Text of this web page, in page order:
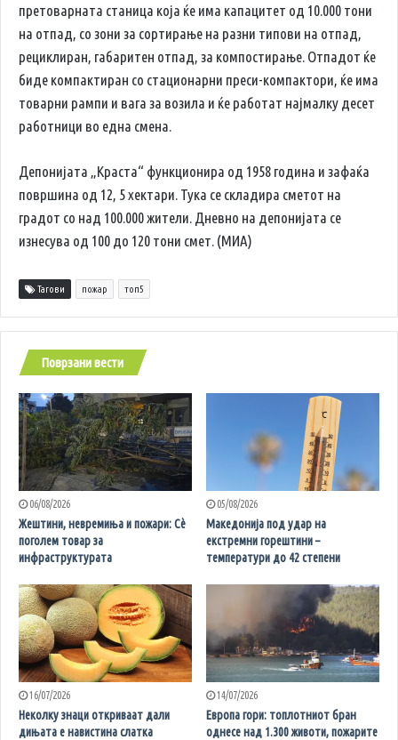
претоварната станица која ќе има капацитет од 10.000 тони
на отпад, со зони за сортирање на разни типови на отпад,
рециклиран, габаритен отпад, за компостирање. Отпадот ќе
биде компактиран со стационарни преси-компактори, ќе има
товарни рампи и вага за возила и ќе работат најмалку десет
работници во една смена.
Депонијата „Краста“ функционира од 1958 година и зафаќа
површина од 12, 5 хектари. Тука се складира сметот на
градот со над 100.000 жители. Дневно на депонијата се
изнесува од 100 до 120 тони смет. (МИА)
Тагови пожар топ5
Поврзани вести
06/08/2026
Жештини, невремиња и пожари: Сè
поголем товар за
инфраструктурата
05/08/2026
Македонија под удар на
екстремни горештини –
температури до 42 степени
16/07/2026
Неколку знаци откриваат дали
дињата е навистина слатка
14/07/2026
Европа гори: топлотниот бран
однесе над 1.300 животи, пожарите